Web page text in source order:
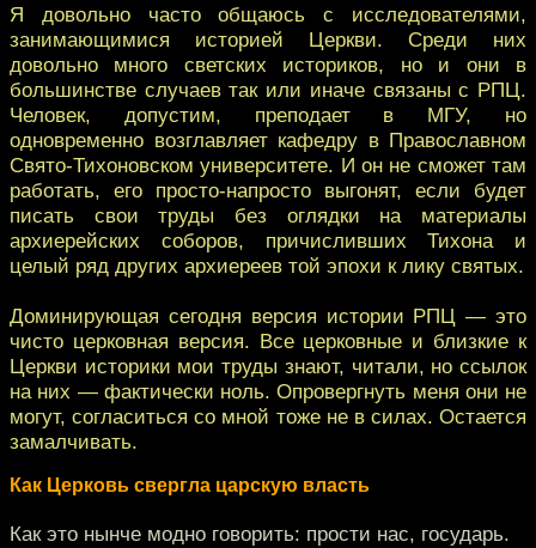
Я довольно часто общаюсь с исследователями,
занимающимися историей Церкви. Среди них
довольно много светских историков, но и они в
большинстве случаев так или иначе связаны с РПЦ.
Человек, допустим, преподает в МГУ, но
одновременно возглавляет кафедру в Православном
Свято-Тихоновском университете. И он не сможет там
работать, его просто-напросто выгонят, если будет
писать свои труды без оглядки на материалы
архиерейских соборов, причисливших Тихона и
целый ряд других архиереев той эпохи к лику святых.
Доминирующая сегодня версия истории РПЦ — это
чисто церковная версия. Все церковные и близкие к
Церкви историки мои труды знают, читали, но ссылок
на них — фактически ноль. Опровергнуть меня они не
могут, согласиться со мной тоже не в силах. Остается
замалчивать.
Как Церковь свергла царскую власть
Как это нынче модно говорить: прости нас, государь.